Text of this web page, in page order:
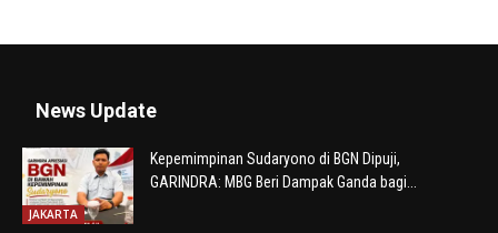
News Update
JAKARTA
Kepemimpinan Sudaryono di BGN Dipuji,
GARINDRA: MBG Beri Dampak Ganda bagi...